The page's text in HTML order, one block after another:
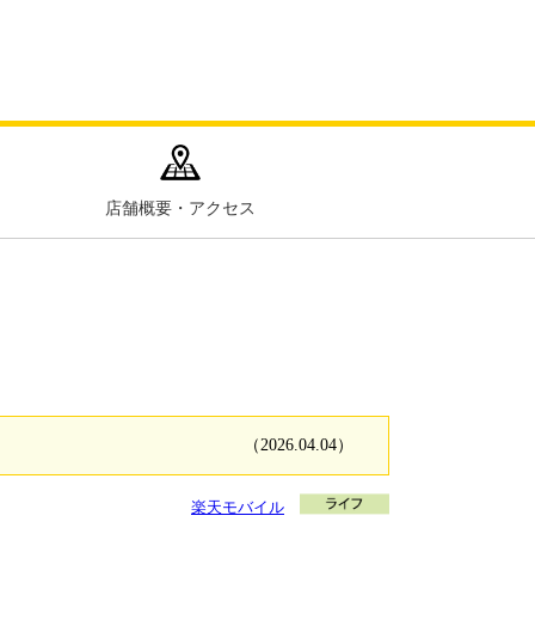
店舗概要・アクセス
（2026.04.04）
楽天モバイル